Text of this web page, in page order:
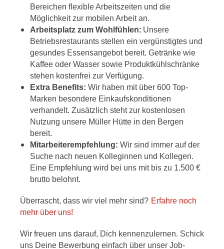
Bereichen flexible Arbeitszeiten und die
Möglichkeit zur mobilen Arbeit an.
Arbeitsplatz zum Wohlfühlen: Unsere
Betriebsrestaurants stellen ein vergünstigtes und
gesundes Essensangebot bereit. Getränke wie
Kaffee oder Wasser sowie Produktkühlschränke
stehen kostenfrei zur Verfügung.
Extra Benefits: Wir haben mit über 600 Top-
Marken besondere Einkaufskonditionen
verhandelt. Zusätzlich steht zur kostenlosen
Nutzung unsere Müller Hütte in den Bergen
bereit.
Mitarbeiterempfehlung: Wir sind immer auf der
Suche nach neuen Kolleginnen und Kollegen.
Eine Empfehlung wird bei uns mit bis zu 1.500 €
brutto belohnt.
Überrascht, dass wir viel mehr sind? Erfahre noch
mehr über uns!
Wir freuen uns darauf, Dich kennenzulernen. Schick
uns Deine Bewerbung einfach über unser Job-